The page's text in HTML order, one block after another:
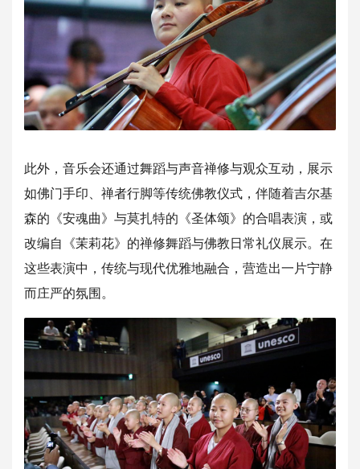
此外，音乐会还通过舞蹈与声音禅修与观众互动，展示
如佛门手印、 禅者行脚等传统佛教仪式，伴随着吉尔基
森的《安魂曲》与莫扎特的 《圣体颂》的合唱表演，或
改编自《茉莉花》的禅修舞蹈与佛教日常礼仪展示。在
这些表演中，传统与现代优雅地融合， 营造出一片宁静
而庄严的氛围。